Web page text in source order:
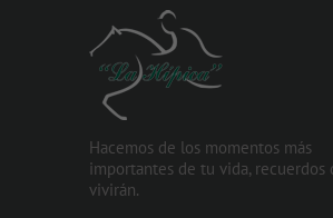
Hacemos de los momentos más
importantes de tu vida, recuerdos
vivirán.